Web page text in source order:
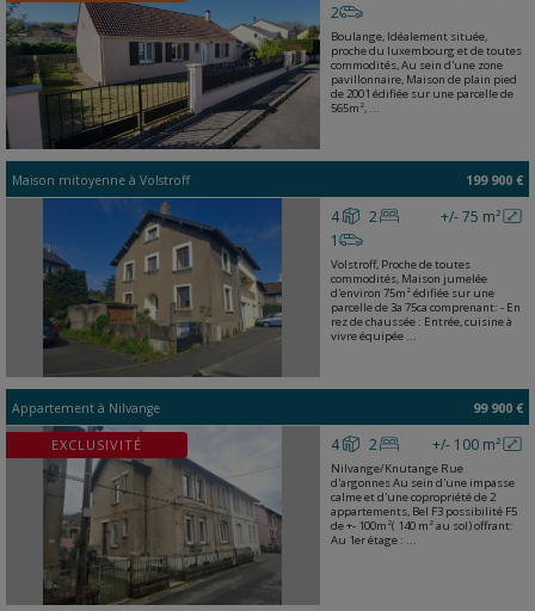
2
Boulange, Idéalement située,
proche du luxembourg et de toutes
commodités, Au sein d'une zone
pavillonnaire, Maison de plain pied
de 2001 édifiée sur une parcelle de
565m², ...
Maison mitoyenne à Volstroff 199 900 €
+/- 75 m²
4
2
1
Volstroff, Proche de toutes
commodités, Maison jumelée
d'environ 75m² édifiée sur une
parcelle de 3a 75ca comprenant: - En
rez de chaussée : Entrée, cuisine à
vivre équipée ...
Appartement à Nilvange 99 900 €
EXCLUSIVITÉ +/- 100 m²
4 2
Nilvange/Knutange Rue
d'argonnes Au sein d'une impasse
calme et d'une copropriété de 2
appartements, Bel F3 possibilité F5
de +- 100m²( 140 m² au sol) offrant:
Au 1er étage : ...